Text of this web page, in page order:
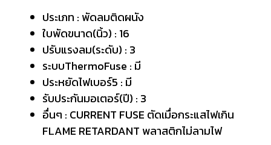
ประเภท : พัดลมติดผนัง
ใบพัดขนาด(นิ้ว) : 16
ปรับแรงลม(ระดับ) : 3
ระบบThermoFuse : มี
ประหยัดไฟเบอร์5 : มี
รับประกันมอเตอร์(ปี) : 3
อื่นๆ : CURRENT FUSE ตัดเมื่อกระแสไฟเกิน
FLAME RETARDANT พลาสติกไม่ลามไฟ